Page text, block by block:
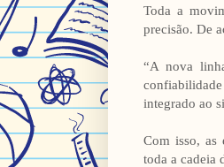
Toda a
precisão. De
“A nova
integrado ao
Com isso, as
toda a cadeia